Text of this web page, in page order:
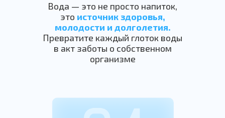
Вода — это не просто напиток,
это источник здоровья,
молодости и долголетия.
Превратите каждый глоток воды
в акт заботы о собственном
организме